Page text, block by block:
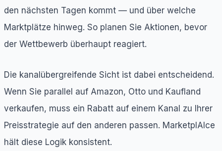
den nächsten Tagen kommt — und über welche
Marktplätze hinweg. So planen Sie Aktionen, bevor
der Wettbewerb überhaupt reagiert.
Die kanalübergreifende Sicht ist dabei entscheidend.
Wenn Sie parallel auf Amazon, Otto und Kaufland
verkaufen, muss ein Rabatt auf einem Kanal zu Ihrer
Preisstrategie auf den anderen passen. MarketplAIce
hält diese Logik konsistent.